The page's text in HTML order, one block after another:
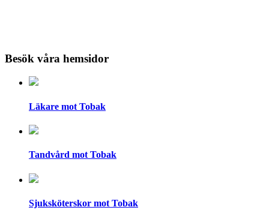
Besök våra hemsidor
Läkare mot Tobak
Tandvård mot Tobak
Sjuksköterskor mot Tobak